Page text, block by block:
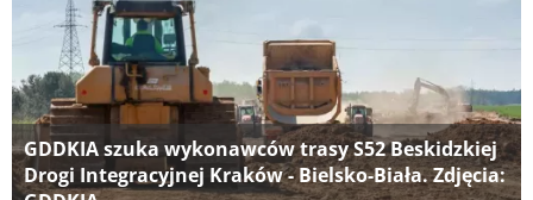
GDDKIA szuka wykonawców trasy S52 Beskidzkiej
Drogi Integracyjnej Kraków - Bielsko-Biała. Zdjęcia: